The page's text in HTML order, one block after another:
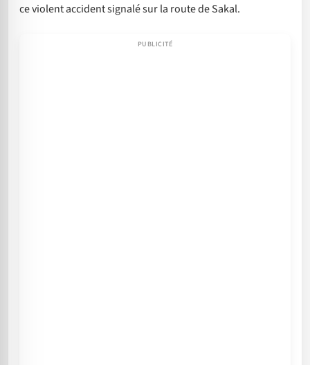
ce violent accident signalé sur la route de Sakal.